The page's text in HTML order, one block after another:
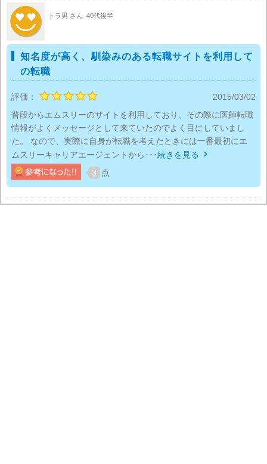
トラ男 さん 40代後半
知名度が高く、馴染みのある転職サイトを利用して
の転職
評価：
2015/03/02
普段からエムスリーのサイトを利用しており、その際に医師転職
情報がよくメッセージとして来ていたのでよく目にしていまし
た。 なので、実際に自身が転職を考えたときには一番最初にエ
ムスリーキャリアエージェントから･･･続きを見る 
3 点